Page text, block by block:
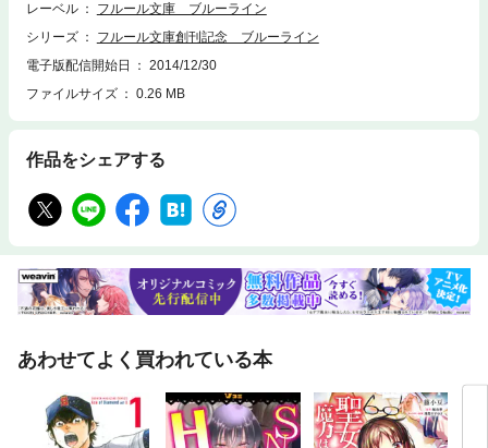
レーベル
フルール文庫 ブルーライン
シリーズ
フルール文庫創刊記念 ブルーライン
電子版配信開始日
2014/12/30
ファイルサイズ
0.26 MB
作品をシェアする
あわせてよく買われている本